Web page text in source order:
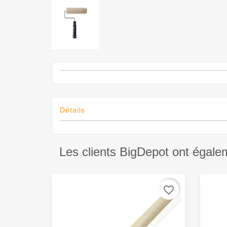
Détails
Les clients BigDepot ont
favorite_border